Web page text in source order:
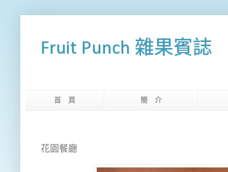
Fruit Punch 雜果賓誌
首 頁 簡 介
花園餐廳